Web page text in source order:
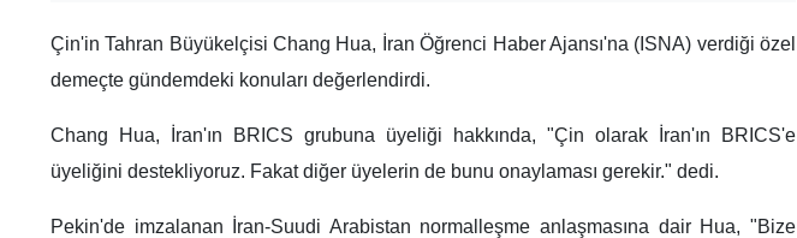
Çin'in Tahran Büyükelçisi Chang Hua, İran Öğrenci Haber Ajansı'na (ISNA) verdiği özel
demeçte gündemdeki konuları değerlendirdi.
Chang Hua, İran'ın BRICS grubuna üyeliği hakkında, "Çin olarak İran'ın BRICS'e
üyeliğini destekliyoruz. Fakat diğer üyelerin de bunu onaylaması gerekir." dedi.
Pekin'de imzalanan İran-Suudi Arabistan normalleşme anlaşmasına dair Hua, "Bize